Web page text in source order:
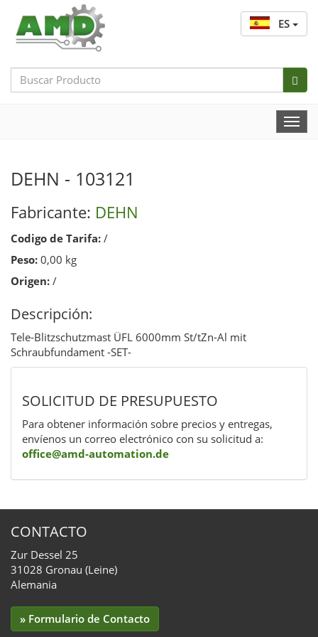
ES
Search
Bar
DEHN - 103121
Fabricante: DEHN
Codigo de Tarifa: /
Peso: 0,00 kg
Origen: /
Descripción:
Tele-Blitzschutzmast ÜFL 6000mm St/tZn-Al mit
Schraubfundament -SET-
SOLICITUD DE PRESUPUESTO
Para obtener información sobre precios y entregas,
envíenos un correo electrónico con su solicitud a:
office@amd-automation.de
CONTACTO
Zur Dessel 25
31028 Gronau (Leine)
Alemania
» Formulario de Contacto